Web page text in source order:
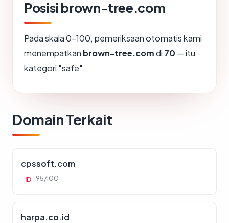
Posisi brown-tree.com
Pada skala 0-100, pemeriksaan otomatis kami
menempatkan brown-tree.comdi 70 — itu
kategori "safe".
Domain Terkait
cpssoft.com
ID 95/100
harpa.co.id